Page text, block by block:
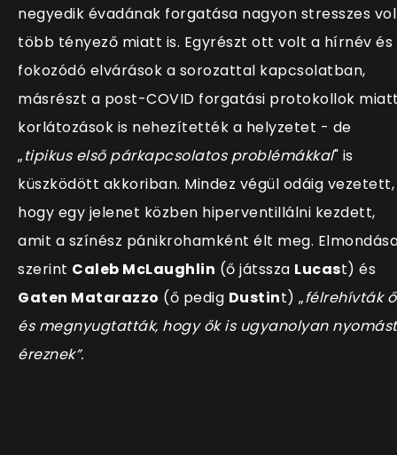
negyedik évadának forgatása nagyon stresszes
több tényező miatt is. Egyrészt ott volt a hírnév és
fokozódó elvárások a sorozattal kapcsolatban,
másrészt a post-COVID forgatási protokollok
korlátozások is nehezítették a helyzetet - de
„tipikus első párkapcsolatos problémákkal" is
küszködött akkoriban. Mindez végül odáig vezetett,
hogy egy jelenet közben hiperventillálni kezdett,
amit a színész pánikrohamként élt meg.
szerint Caleb McLaughlin (ő játssza Lucast) és
Gaten Matarazzo (ő pedig Dustint) „félrehívták
és megnyugtatták, hogy ők is ugyanolyan nyomást
éreznek”.